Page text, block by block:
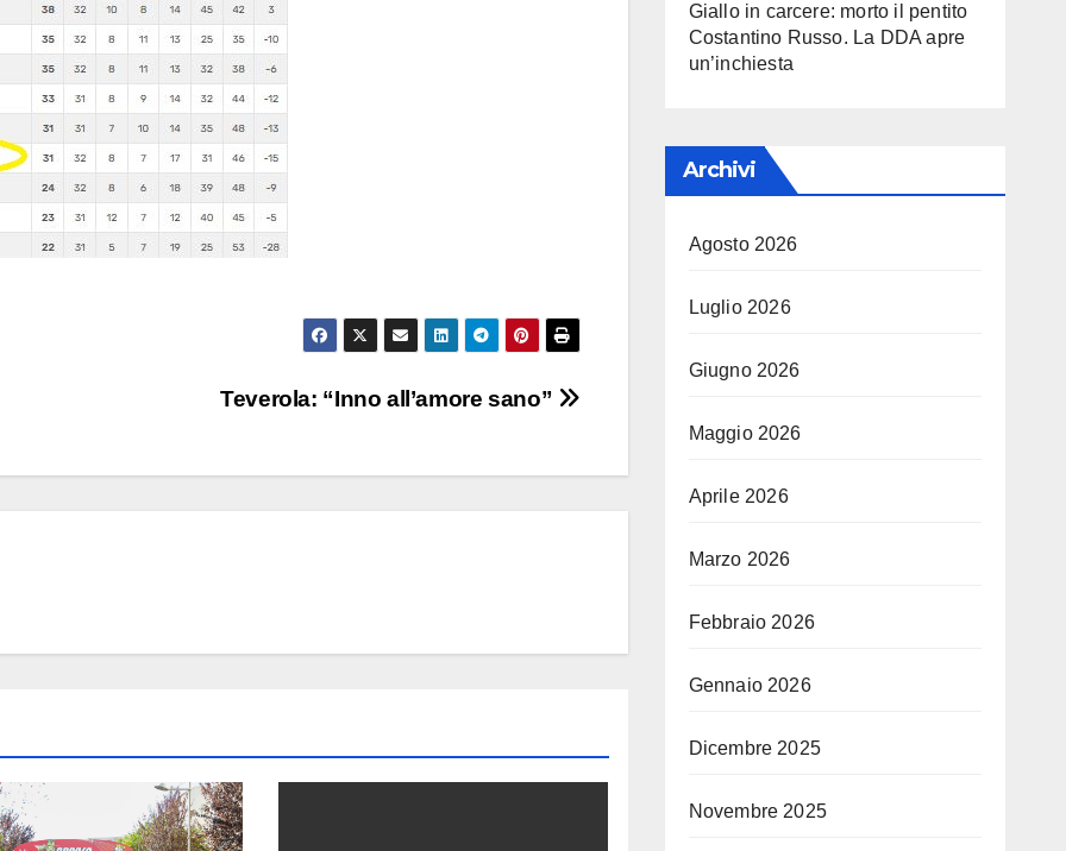
Teverola: “Inno all’amore sano”
Giallo in carcere: morto il pentito
Costantino Russo. La DDA apre
un’inchiesta
Archivi
Agosto 2026
Luglio 2026
Giugno 2026
Maggio 2026
Aprile 2026
Marzo 2026
Febbraio 2026
Gennaio 2026
Dicembre 2025
Novembre 2025